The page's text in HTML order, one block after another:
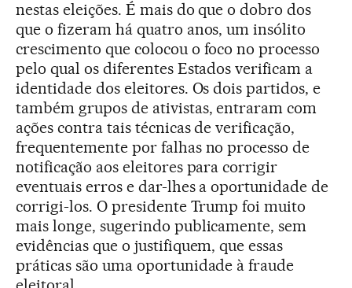
nestas eleições. É mais do que o dobro dos
que o fizeram há quatro anos, um insólito
crescimento que colocou o foco no processo
pelo qual os diferentes Estados verificam a
identidade dos eleitores. Os dois partidos, e
também grupos de ativistas, entraram com
ações contra tais técnicas de verificação,
frequentemente por falhas no processo de
notificação aos eleitores para corrigir
eventuais erros e dar-lhes a oportunidade de
corrigi-los. O presidente Trump foi muito
mais longe, sugerindo publicamente, sem
evidências que o justifiquem, que essas
práticas são uma oportunidade à fraude